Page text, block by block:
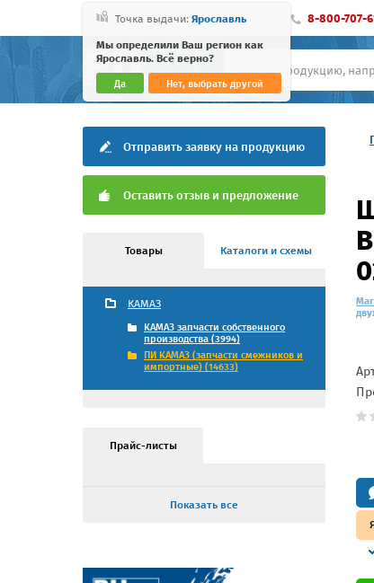
Точка выдачи: Ярославль
Мы определили Ваш регион как
Ярославль. Всё верно?
Да Нет, выбрать другой
8-800-707-
Отправить заявку на продукцию
Оставить отзыв и предложение
Товары Каталоги и схемы
КАМАЗ
КАМАЗ запчасти собственного
производства (3994)
ПИ КАМАЗ (запчасти смежников и
импортные) (14633)
Прайс-листы
Показать все